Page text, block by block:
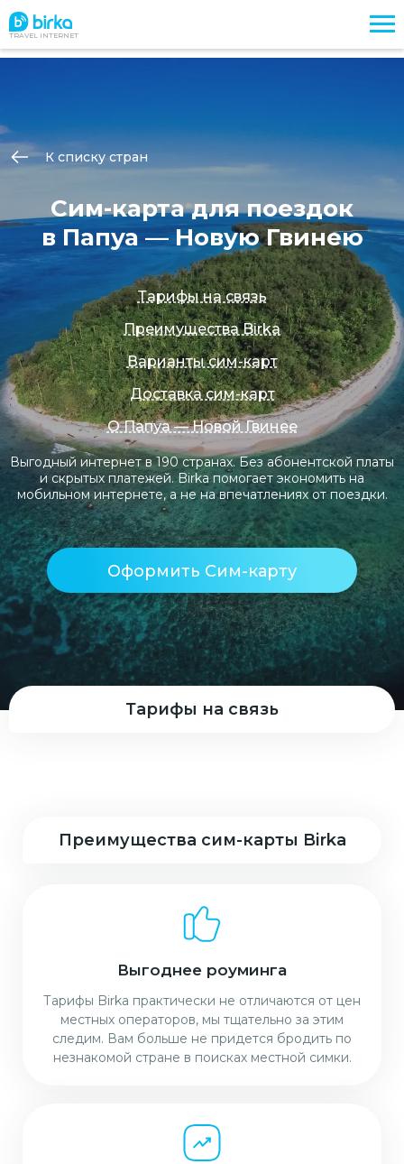
TRAVEL INTERNET
К списку стран
Сим-карта для поездок
в Папуа — Новую Гвинею
Тарифы на связь
Преимущества Birka
Варианты сим-карт
Доставка сим-карт
О Папуа — Новой Гвинее
Выгодный интернет в 190 странах. Без абонентской платы
и скрытых платежей. Birka помогает экономить на
мобильном интернете, а не на впечатлениях от поездки.
Оформить Сим-карту
Тарифы на связь
Преимущества сим-карты Birka
Выгоднее роуминга
Тарифы Birka практически не отличаются от цен
местных операторов, мы тщательно за этим
следим. Вам больше не придется бродить по
незнакомой стране в поисках местной симки.